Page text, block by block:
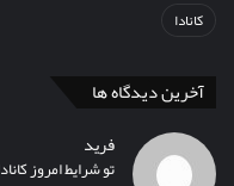
کانادا
آخرین دیدگاه ها
فرید
تو شرایط امروز